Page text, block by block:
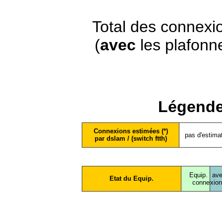
Total des
(avec les
Connexions estimées (*)
par dslam / (switch ftth)
pas
Etat du Equip.
Equip.
conne